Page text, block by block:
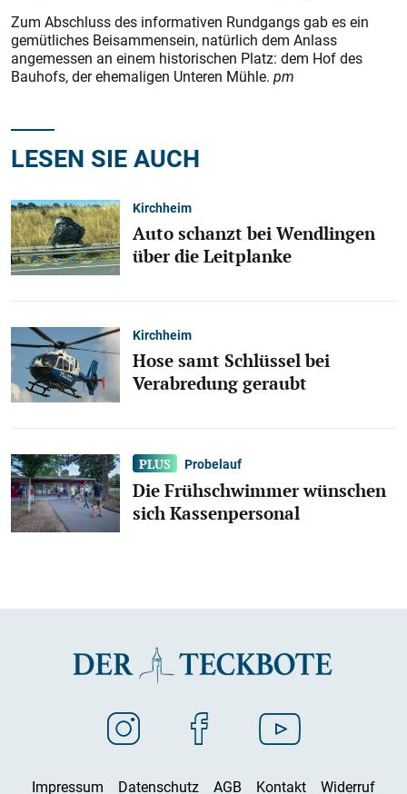
Zum Abschluss des informativen Rundgangs gab es ein
gemütliches Beisammensein, natürlich dem Anlass
angemessen an einem historischen Platz: dem Hof des
Bauhofs, der ehemaligen Unteren Mühle. pm
LESEN SIE AUCH
Kirchheim
Auto schanzt bei Wendlingen
über die Leitplanke
Kirchheim
Hose samt Schlüssel bei
Verabredung geraubt
Probelauf
Die Frühschwimmer wünschen
sich Kassenpersonal
Impressum Datenschutz AGB Kontakt Widerruf